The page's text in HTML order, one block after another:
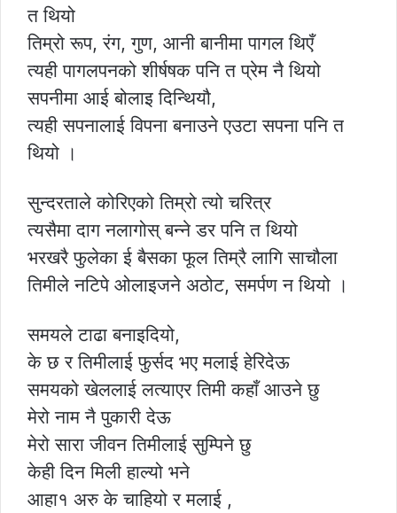
त थियो
तिम्रो रूप, रंग, गुण, आनी बानीमा पागल थिएँ
त्यही पागलपनको शीर्षषक पनि त प्रेम नै थियो
सपनीमा आई बोलाइ दिन्थियौ,
त्यही सपनालाई विपना बनाउने एउटा सपना पनि त
थियो ।
सुन्दरताले कोरिएको तिम्रो त्यो चरित्र
त्यसैमा दाग नलागोस् बन्ने डर पनि त थियो
भरखरै फुलेका ई बैसका फूल तिम्रै लागि साचौला
तिमीले नटिपे ओलाइजने अठोट, समर्पण न थियो ।
समयले टाढा बनाइदियो,
के छ र तिमीलाई फुर्सद भए मलाई हेरिदेऊ
समयको खेललाई लत्याएर तिमी कहाँ आउने छु
मेरो नाम नै पुकारी देऊ
मेरो सारा जीवन तिमीलाई सुम्पिने छु
केही दिन मिली हाल्यो भने
आहा१ अरु के चाहियो र मलाई ,